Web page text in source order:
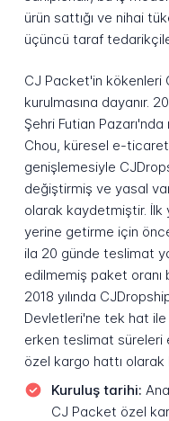
ürün sattığı ve nihai
üçüncü taraf
CJ Packet'in kökenleri
kurulmasına dayanır.
Şehri Futian
Chou, küresel e-ticaret
genişlemesiyle
değiştirmiş ve yasal
olarak kaydetmiştir. İlk
yerine getirme için
ila 20 günde teslimat
edilmemiş paket oranı
2018 yılında
Devletleri'ne tek hat
erken teslimat süreleri
özel kargo hattı olarak
Kuruluş tarihi:
CJ Packet özel